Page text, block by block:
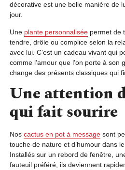
décorative est une belle manière de
jour.
Une plante personnalisée permet de
tendre, drôle ou complice selon la
avec lui. C’est un cadeau vivant qui
comme l’amour que l’on porte à son
change des présents classiques qui
Une attention
qui fait sourire
Nos cactus en pot à message sont
touche de nature et d’humour dans
Installés sur un rebord de fenêtre,
fauteuil préféré, ils deviennent